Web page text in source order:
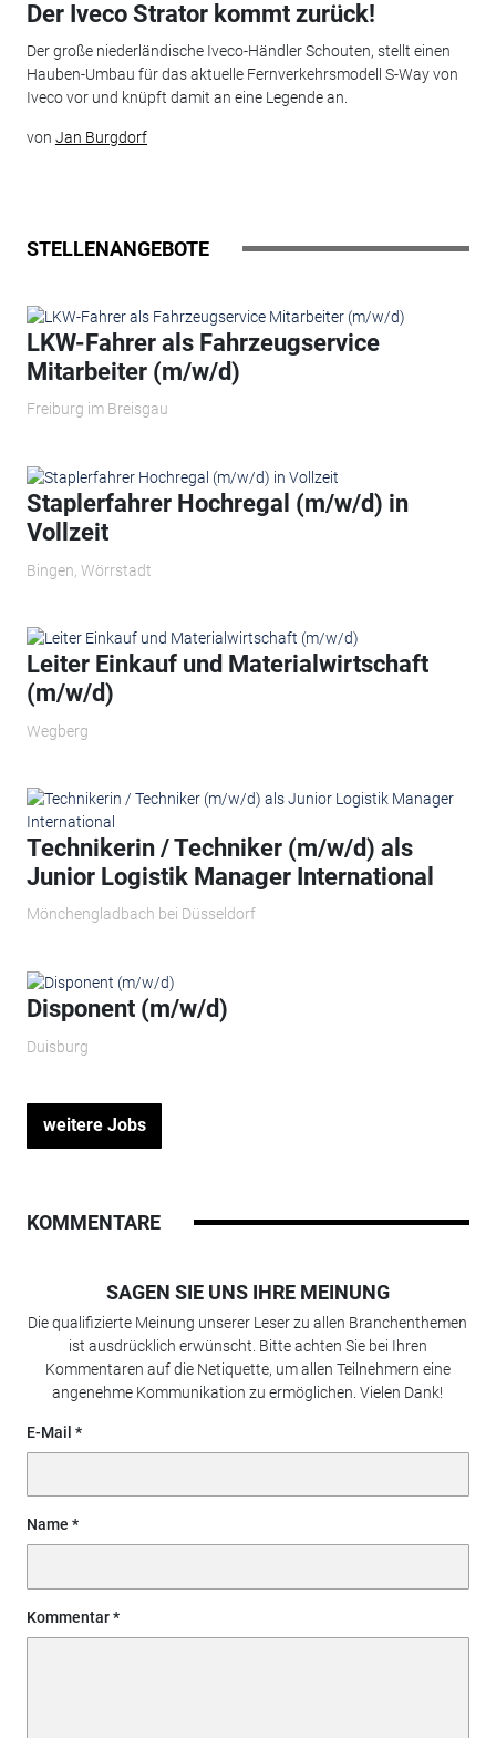
Der Iveco Strator kommt zurück!
Der große niederländische Iveco-Händler Schouten, stellt einen
Hauben-Umbau für das aktuelle Fernverkehrsmodell S-Way von
Iveco vor und knüpft damit an eine Legende an.
von Jan Burgdorf
STELLENANGEBOTE
LKW-Fahrer als Fahrzeugservice
Mitarbeiter (m/w/d)
Freiburg im Breisgau
Staplerfahrer Hochregal (m/w/d) in
Vollzeit
Bingen, Wörrstadt
Leiter Einkauf und Materialwirtschaft
(m/w/d)
Wegberg
Technikerin / Techniker (m/w/d) als
Junior Logistik Manager International
Mönchengladbach bei Düsseldorf
Disponent (m/w/d)
Duisburg
weitere Jobs
KOMMENTARE
SAGEN SIE UNS IHRE MEINUNG
Die qualifizierte Meinung unserer Leser zu allen Branchenthemen
ist ausdrücklich erwünscht. Bitte achten Sie bei Ihren
Kommentaren auf die Netiquette, um allen Teilnehmern eine
angenehme Kommunikation zu ermöglichen. Vielen Dank!
E-Mail
Name
Kommentar